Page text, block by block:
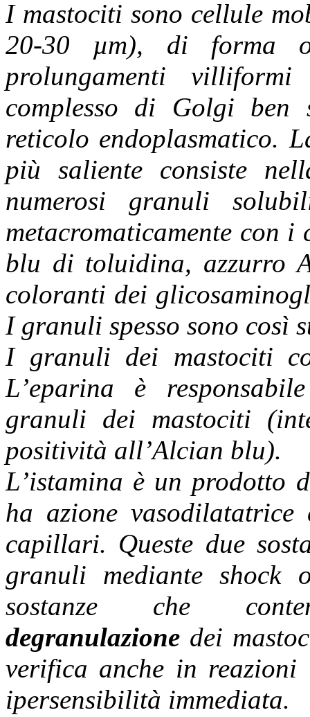
I mastociti sono cellule
20-30 µm), di forma
prolungamenti
complesso di Golgi ben
reticolo endoplasmatico.
più saliente consiste
numerosi granuli
metacromaticamente con
blu di toluidina, azzurro
coloranti dei
I granuli spesso sono così
I granuli dei mastociti
L’eparina è
granuli dei mastociti
positività all’Alcian blu).
L’istamina è un prodotto
ha azione
capillari. Queste due
granuli mediante shock
sostanze che
degranulazione dei
verifica anche in reazioni
ipersensibilità immediata.